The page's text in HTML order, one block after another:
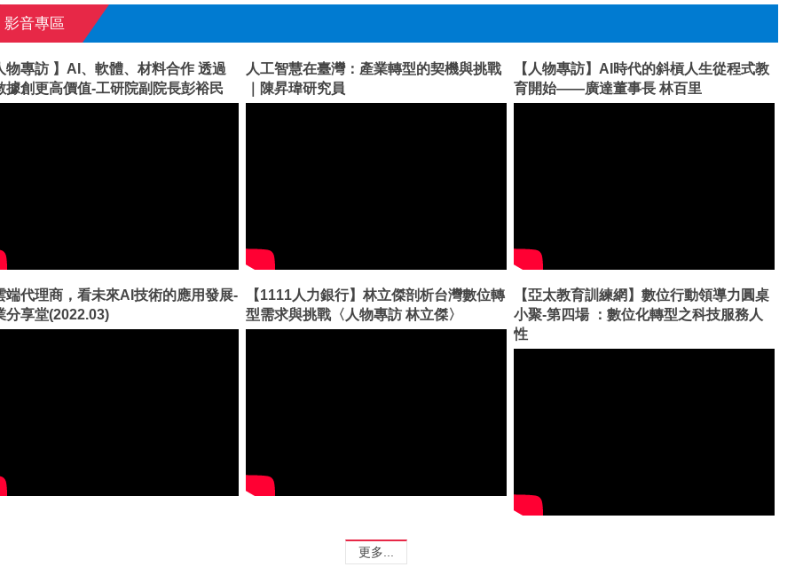
影音專區
物專訪 】AI、軟體、材料合作 透過
據創更高價值-工研院副院長彭裕民
人工智慧在臺灣：產業轉型的契機與挑戰
｜陳昇瑋研究員
【人物專訪】AI時代的斜槓人生從程式教
育開始——廣達董事長 林百里
端代理商，看未來AI技術的應用發展-
分享堂(2022.03)
【1111人力銀行】林立傑剖析台灣數位轉
型需求與挑戰〈人物專訪 林立傑〉
【亞太教育訓練網】數位行動領導力圓桌
小聚-第四場 ：數位化轉型之科技服務人
性
更多...